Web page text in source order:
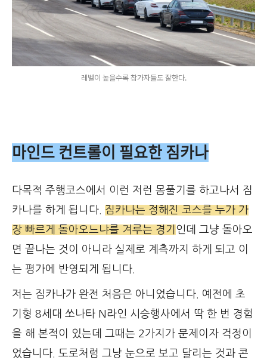
레벨이 높을수록 참가자들도 잘한다.
마인드 컨트롤이 필요한 짐카나
다목적 주행코스에서 이런 저런 몸풀기를 하고나서 짐
카나를 하게 됩니다. 짐카나는 정해진 코스를 누가 가
장 빠르게 돌아오느냐를 겨루는 경기 인데 그냥 돌아오
면 끝나는 것이 아니라 실제로 계측까지 하게 되고 이
는 평가에 반영되게 됩니다.
저는 짐카나가 완전 처음은 아니었습니다. 예전에 초
기형 8세대 쏘나타 N라인 시승행사에서 딱 한 번 경험
을 해 본적이 있는데 그때는 2가지가 문제이자 걱정이
었습니다. 도로처럼 그냥 눈으로 보고 달리는 것과 콘